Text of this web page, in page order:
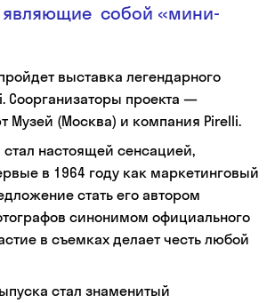
являющие собой «мини-
выставка легендарного
Соорганизаторы проекта —
Музей (Москва) и компания Pirelli.
стал настоящей сенсацией,
в 1964 году как маркетинговый
стать его автором
синонимом официального
в съемках делает честь любой
стал знаменитый